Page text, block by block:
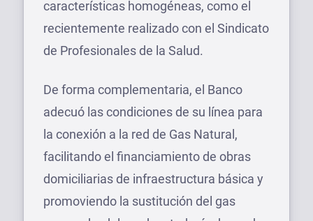
características homogéneas, como el
recientemente realizado con el Sindicato
de Profesionales de la Salud.
De forma complementaria, el Banco
adecuó las condiciones de su línea para
la conexión a la red de Gas Natural,
facilitando el financiamiento de obras
domiciliarias de infraestructura básica y
promoviendo la sustitución del gas